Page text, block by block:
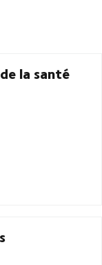
la santé